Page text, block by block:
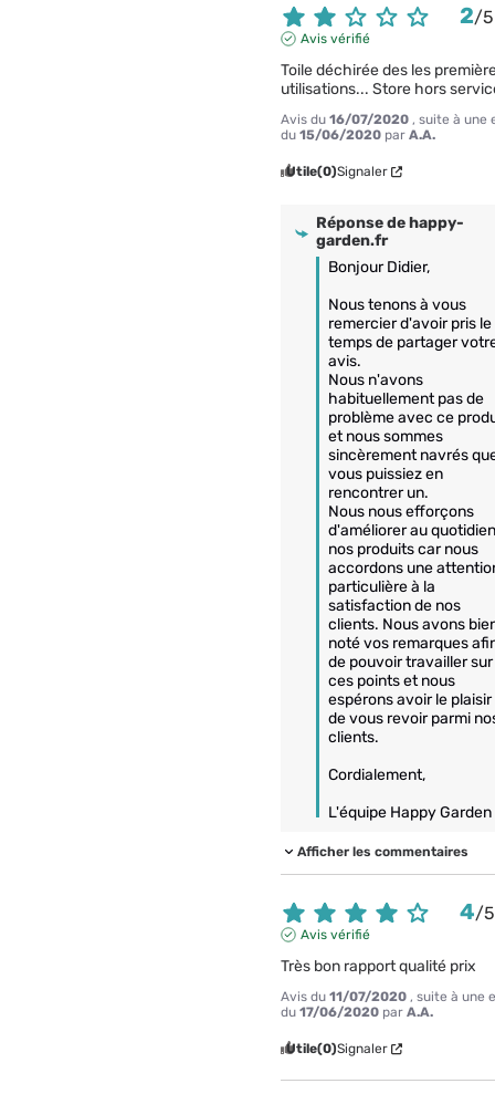
2/5
Avis vérifié
Toile déchirée des les
utilisations... Store hors
Avis du16/07/2020 , suite à une
du15/06/2020 parA.A.
Utile(0)Signaler
Réponse dehappy-
garden.fr
Bonjour Didier,
Nous tenons à vous
remercier d'avoir pris le
temps de partager
avis.
Nous n'avons
habituellement pas de
problème avec ce
et nous sommes
sincèrement navrés
vous puissiez en
rencontrer un.
Nous nous efforçons
d'améliorer au
nos produits car nous
accordons une
particulière à la
satisfaction de nos
clients. Nous avons
noté vos remarques
de pouvoir travailler sur
ces points et nous
espérons avoir le plaisir
de vous revoir parmi
clients.
Cordialement,
Afficher les commentaires
4/5
Avis vérifié
Très bon rapport qualité prix
Avis du11/07/2020 , suite à une
du17/06/2020 parA.A.
Utile(0)Signaler